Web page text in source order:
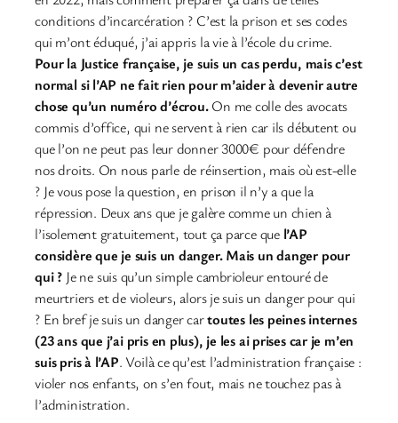
conditions d’incarcération ? C’est la prison et ses codes
qui m’ont éduqué, j’ai appris la vie à l’école du crime.
Pour la Justice française, je suis un cas perdu, mais c’est
normal si l’AP ne fait rien pour m’aider à devenir autre
chose qu’un numéro d’écrou.On me colle des avocats
commis d’office, qui ne servent à rien car ils débutent ou
que l’on ne peut pas leur donner 3000€ pour défendre
nos droits. On nous parle de réinsertion, mais où est-elle
? Je vous pose la question, en prison il n’y a que la
répression. Deux ans que je galère comme un chien à
l’isolement gratuitement, tout ça parce que l’AP
considère que je suis un danger. Mais un danger pour
qui ? Je ne suis qu’un simple cambrioleur entouré de
meurtriers et de violeurs, alors je suis un danger pour qui
? En bref je suis un danger cartoutes les peines internes
(23 ans que j’ai pris en plus), je les ai prises car je m’en
suis pris à l’AP. Voilà ce qu’est l’administration française :
violer nos enfants, on s’en fout, mais ne touchez pas à
l’administration.